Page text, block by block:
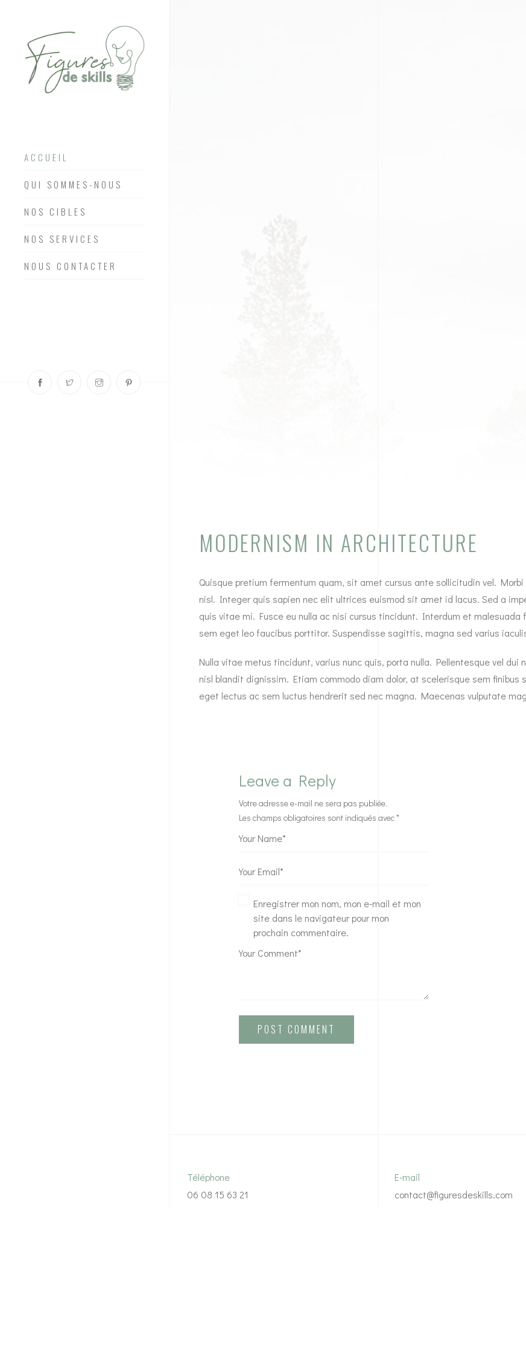
ACCUEIL
QUI SOMMES-NOUS
NOS CIBLES
NOS SERVICES
NOUS CONTACTER
MODERNISM IN ARCHITECTURE
Quisque pretium fermentum quam, sit amet cursus ante sollicitudin vel.
nisl. Integer quis sapien nec elit ultrices euismod sit amet id lacus. Sed a
quis vitae mi. Fusce eu nulla ac nisi cursus tincidunt. Interdum et
sem eget leo faucibus porttitor. Suspendisse sagittis, magna sed varius
Nulla vitae metus tincidunt, varius nunc quis, porta nulla. Pellentesque vel
nisl blandit dignissim. Etiam commodo diam dolor, at scelerisque sem
eget lectus ac sem luctus hendrerit sed nec magna. Maecenas vulputate
Leave a Reply
Votre adresse e-mail ne sera pas publiée.
Les champs obligatoires sont indiqués avec*
Enregistrer mon nom, mon e-mail et mon
site dans le navigateur pour mon
prochain commentaire.
POST COMMENT
Téléphone
06 08 15 63 21
E-mail
contact@figuresdeskills.com